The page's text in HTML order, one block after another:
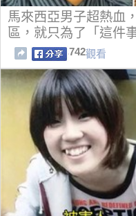
馬來西亞男子超熱血
區，就只為了「這件
742觀看